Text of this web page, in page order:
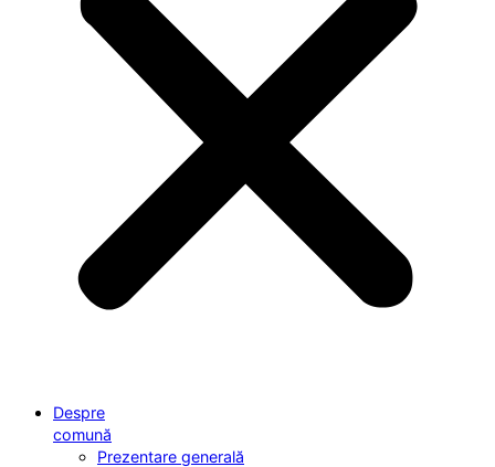
Despre
comună
Prezentare generală